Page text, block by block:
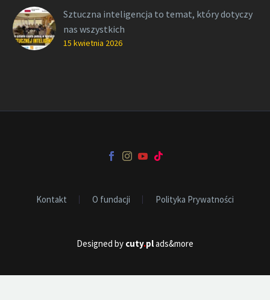
Sztuczna inteligencja to temat, który dotyczy
nas wszystkich
15 kwietnia 2026
Kontakt O fundacji Polityka Prywatności
Designed by cuty.plads&more